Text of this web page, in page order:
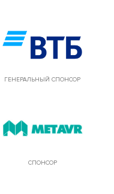
ГЕНЕРАЛЬНЫЙ СПОНСОР
СПОНСОР